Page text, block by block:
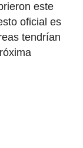
este
oficial es
tendrían